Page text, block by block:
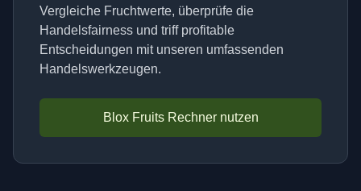
Vergleiche Fruchtwerte, überprüfe die
Handelsfairness und triff profitable
Entscheidungen mit unseren umfassenden
Handelswerkzeugen.
Blox Fruits Rechner nutzen